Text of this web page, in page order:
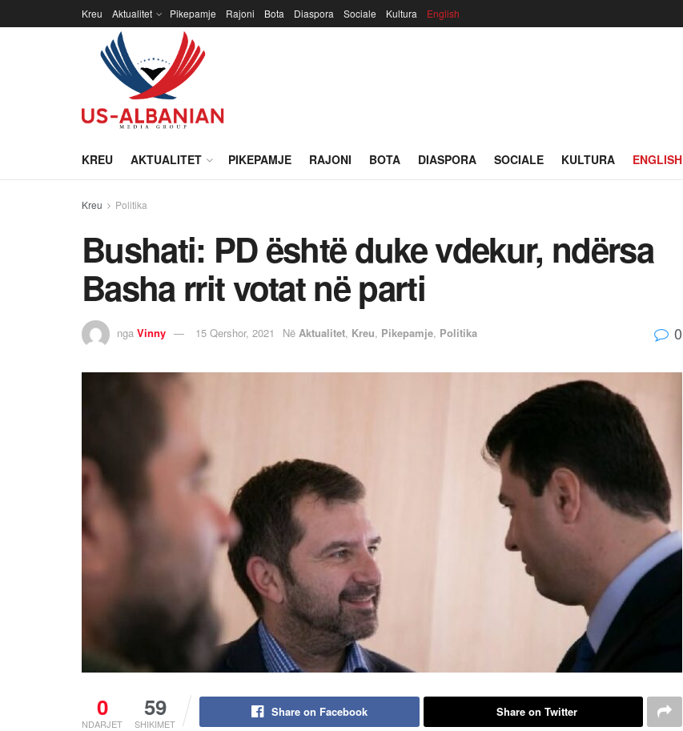
Kreu Aktualitet Pikepamje Rajoni Bota Diaspora Sociale Kultura English
KREU AKTUALITET PIKEPAMJE RAJONI BOTA DIASPORA SOCIALE KULTURA ENGLISH
Kreu Politika
Bushati: PD është duke vdekur, ndërsa
Basha rrit votat në parti
nga Vinny 15 Qershor, 2021 Në Aktualitet, Kreu, Pikepamje, Politika 0
0
NDARJET
59
SHIKIMET
Share on Facebook Share on Twitter